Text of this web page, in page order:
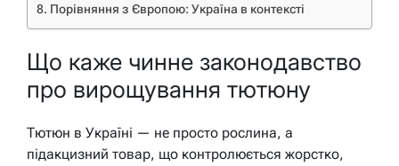
Порівняння з Європою: Україна в контексті
Що каже чинне законодавство
про вирощування тютюну
Тютюн в Україні — не просто рослина, а
підакцизний товар, що контролюється жорстко,